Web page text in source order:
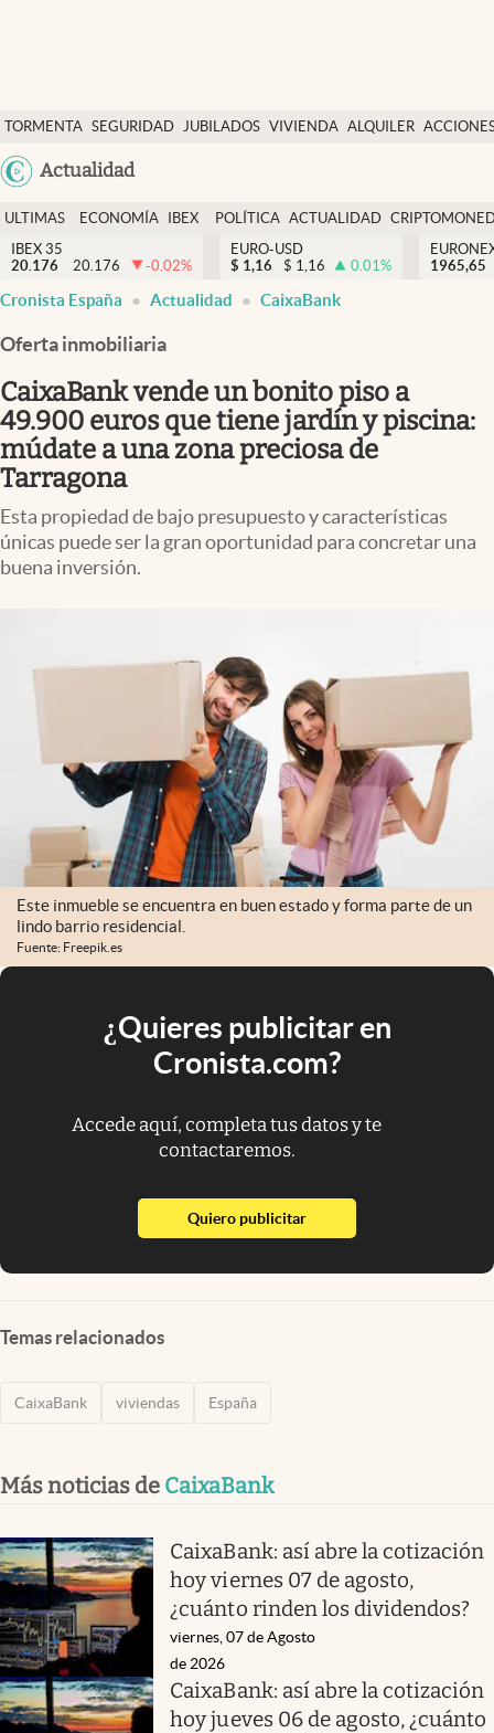
TORMENTA SEGURIDAD JUBILADOS VIVIENDA ALQUILER
USA
Actualidad
Economía y finanzas
Política
Actualidad
Criptomonedas
España
ULTIMAS
NOTICIAS
ECONOMÍA
FINANZAS
IBEX
EURO
POLÍTICA ACTUALIDAD
IBEX 35
20.176
20.176 -0.02%
EURO-USD
$ 1,16 $ 1,16 0.01%
1965,65
Cronista España Actualidad CaixaBank
Oferta inmobiliaria
CaixaBank vende un bonito piso a
49.900 euros que tiene jardín y piscina:
múdate a una zona preciosa de
Tarragona
Esta propiedad de bajo presupuesto y características
únicas puede ser la gran oportunidad para concretar una
buena inversión.
Este inmueble se encuentra en buen estado y forma parte de un
lindo barrio residencial.
Fuente: Freepik.es
¿Quieres publicitar en
Cronista.com?
Accede aquí, completa tus datos y te
contactaremos.
Quiero publicitarabre en nueva pestaña
Temas relacionados
CaixaBank viviendas España
Más noticias de CaixaBank
CaixaBank: así abre la cotización
hoy viernes 07 de agosto,
¿cuánto rinden los dividendos?
viernes, 07 de Agosto
de 2026
CaixaBank: así abre la cotización
hoy jueves 06 de agosto, ¿cuánto